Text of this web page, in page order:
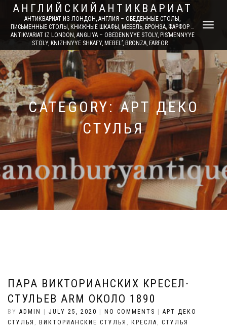
АНГЛИЙСКИЙАНТИКВАРИАТ
АНТИКВАРИАТ ИЗ ЛОНДОН, АНГЛИЯ – ОБЕДЕННЫЕ СТОЛЫ,
ПИСЬМЕННЫЕ СТОЛЫ, КНИЖНЫЕ ШКАФЫ, МЕБЕЛЬ, БРОНЗА, ФАРФОР …
ANTIKVARIAT IZ LONDON, ANGLIYA – OBEDENNYYE STOLY, PIS’MENNYYE
STOLY, KNIZHNYYE SHKAFY, MEBEL’, BRONZA, FARFOR …
TOGGLE
CATEGORY: АРТ ДЕКО
СТУЛЬЯ
ПАРА ВИКТОРИАНСКИХ КРЕСЕЛ-
СТУЛЬЕВ ARM ОКОЛО 1890
BY ADMIN JULY 25, 2020 NO COMMENTS
АРТ ДЕКО
СТУЛЬЯ , ВИКТОРИАНСКИЕ СТУЛЬЯ , КРЕСЛА , СТУЛЬЯ